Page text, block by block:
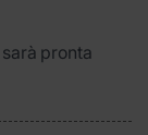
pronta